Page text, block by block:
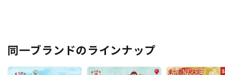
同一ブランドのラインナップ